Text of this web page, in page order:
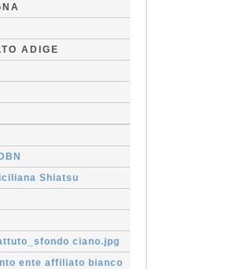
ADIGE
Shiatsu
ciano.jpg
ente affiliato bianco